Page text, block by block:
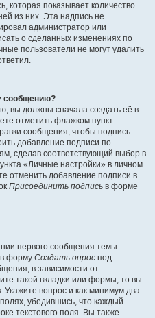
которая показывает количество
из них. Эта надпись не
администратор или
о сделанных изменениях по
пользователи не могут удалить
сообщению?
вы должны сначала создать её в
отметить флажком пункт
сообщения, чтобы подпись
добавление подписи по
сделав соответствующий выбор в
«Личные настройки» в личном
отменить добавление подписи в
Присоединить подпись в форме
первого сообщения темы
форму Создать опрос под
в зависимости от
такой вкладки или формы, то вы
вопрос и как минимум два
убедившись, что каждый
текстового поля. Вы также